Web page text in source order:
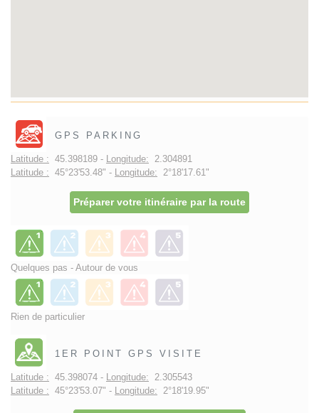
GPS PARKING
Latitude : 45.398189 - Longitude: 2.304891
Latitude : 45°23'53.48" - Longitude: 2°18'17.61"
Préparer votre itinéraire par la route
Quelques pas - Autour de vous
Rien de particulier
1ER POINT GPS VISITE
Latitude : 45.398074 - Longitude: 2.305543
Latitude : 45°23'53.07" - Longitude: 2°18'19.95"